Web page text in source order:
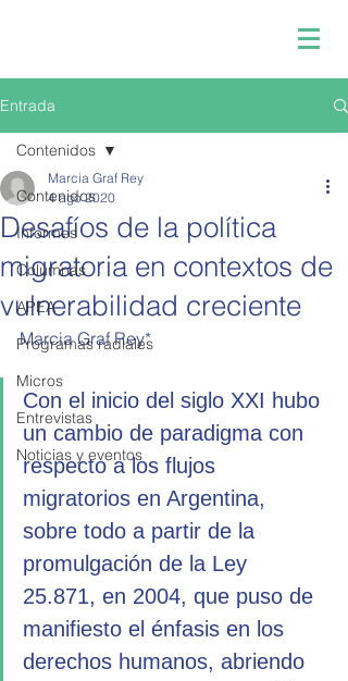
Entrada
Contenidos
Informes
Columnas
APEA
Programas radiales
Micros
Entrevistas
Noticias y eventos
Contenidos
Desafíos de la política
migratoria en contextos de
vulnerabilidad creciente
Marcia Graf Rey
4 ago 2020
Marcia Graf Rey*
Con el inicio del siglo XXI hubo
un cambio de paradigma con
respecto a los flujos
migratorios en Argentina,
sobre todo a partir de la
promulgación de la Ley
25.871, en 2004, que puso de
manifiesto el énfasis en los
derechos humanos, abriendo